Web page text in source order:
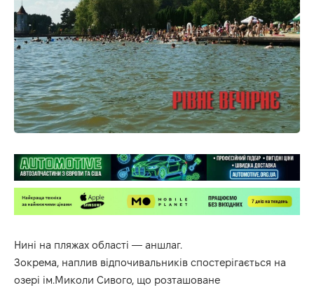
Нині на пляжах області — аншлаг.
Зокрема, наплив відпочивальників спостерігається на
озері ім.Миколи Сивого, що розташоване